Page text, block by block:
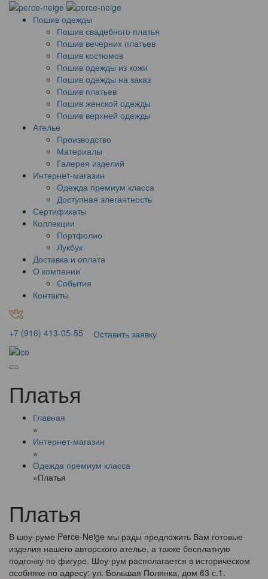
Пошив одежды
Пошив свадебного платья
Пошив вечерних платьев
Пошив костюмов
Пошив одежды из кожи
Пошив одежды на заказ
Пошив платьев
Пошив женской одежды
Пошив верхней одежды
Ателье
Производство
Материалы
Галерея изделий
Интернет-магазин
Одежда премиум класса
Доступная элегантность
Сертификаты
Коллекции
Портфолио
Лукбук
Доставка и оплата
О компании
События
Контакты
+7 (916) 413-05-55 Оставить заявку
Платья
Главная
»
Интернет-магазин
»
Одежда премиум класса
»Платья
Платья
В шоу-руме Perce-Neige мы рады предложить Вам готовые
изделия нашего авторского ателье, а также бесплатную
подгонку по фигуре. Шоу-рум располагается в историческом
особняке по адресу: ул. Большая Полянка, дом 63 с.1.